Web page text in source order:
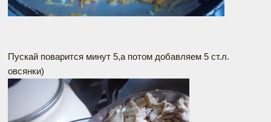
Пускай поварится минут 5,а потом добавляем 5 ст.л.
овсянки)